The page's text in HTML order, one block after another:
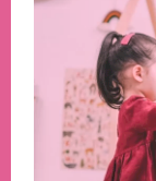
alles
tussenin.